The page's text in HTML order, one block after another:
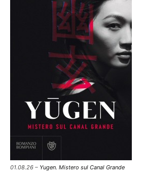
01.08.26 – Yugen. Mistero sul Canal Grande